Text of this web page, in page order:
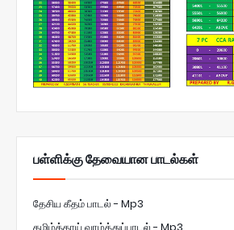
பள்ளிக்கு தேவையான பாடல்கள்
தேசிய கீதம் பாடல் - Mp3